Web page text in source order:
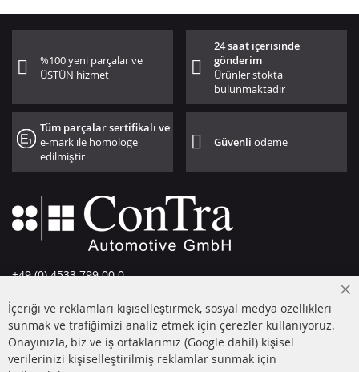
%100 yeni parçalar ve
ÜSTÜN hizmet
24 saat içerisinde
gönderim
Ürünler stokta
bulunmaktadır
Tüm parçalar sertifikalı ve
e-mark ile homologe
edilmiştir
Güvenliödeme
+49 (0) 4533 799 00 0
info@contra-automotive.de
facebook
instagram
HIZLI LİNKLER
MÜŞTERİ
İçeriği ve reklamları kişiselleştirmek, sosyal medya özellikleri
sunmak ve trafiğimizi analiz etmek için çerezler kullanıyoruz.
Onayınızla, biz ve iş ortaklarımız (Google dahil) kişisel
verilerinizi kişiselleştirilmiş reklamlar sunmak için